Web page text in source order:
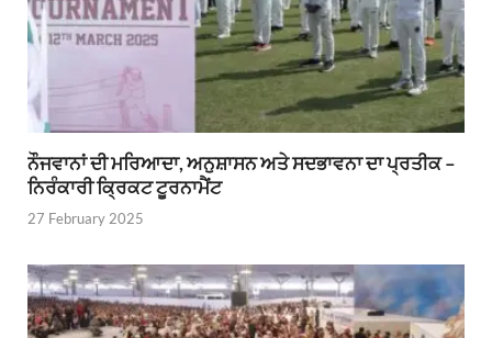
ਨੌਜਵਾਨਾਂ ਦੀ ਮਰਿਆਦਾ, ਅਨੁਸ਼ਾਸਨ ਅਤੇ ਸਦਭਾਵਨਾ ਦਾ ਪ੍ਰਤੀਕ –
ਨਿਰੰਕਾਰੀ ਕ੍ਰਿਕਟ ਟੂਰਨਾਮੈਂਟ
27 February 2025